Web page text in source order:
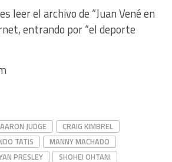
leer el archivo de “Juan Vené en
entrando por “el deporte
AARON JUDGE
CRAIG KIMBREL
TATIS
MANNY MACHADO
PRESLEY SHOHEI OHTANI